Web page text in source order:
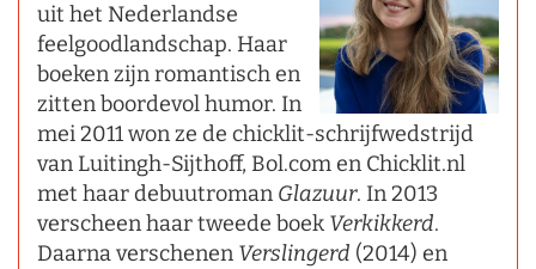
uit het Nederlandse
feelgoodlandschap. Haar
boeken zijn romantisch en
zitten boordevol humor. In
mei 2011 won ze de chicklit-schrijfwedstrijd
van Luitingh-Sijthoff, Bol.com en Chicklit.nl
met haar debuutroman Glazuur. In 2013
verscheen haar tweede boek Verkikkerd.
Daarna verschenen Verslingerd (2014) en